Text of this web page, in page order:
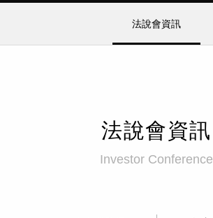
法說會資訊
法說會資訊
Investor Conference